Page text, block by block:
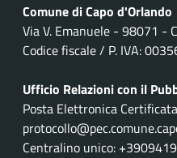
Comune di Capo d'Orlando
Via V. Emanuele - 98071 -
Codice fiscale / P. IVA:
Ufficio Relazioni con il
Posta Elettronica
Centralino unico: